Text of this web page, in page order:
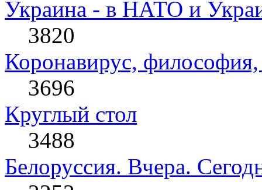
Украина - в НАТО и
3820
Коронавирус, философия,
3696
Круглый стол
3488
Белоруссия. Вчера.